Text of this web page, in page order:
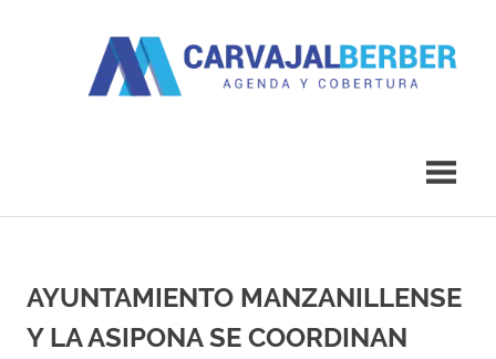
AYUNTAMIENTO MANZANILLENSE
Y LA ASIPONA SE COORDINAN